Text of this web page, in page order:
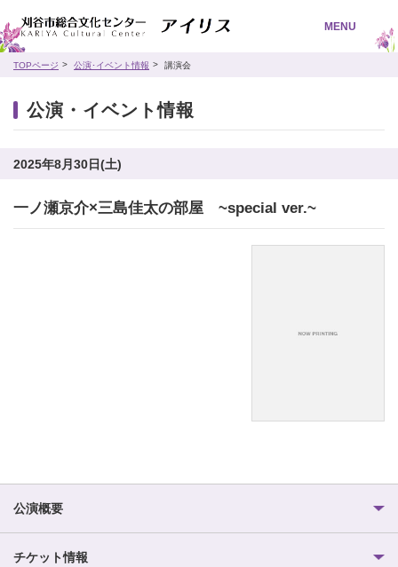
MENU
TOPページ 公演･イベント情報 講演会
公演・イベント情報
2025年8月30日(土)
一ノ瀬京介×三島佳太の部屋 ~special ver.~
公演概要
チケット情報